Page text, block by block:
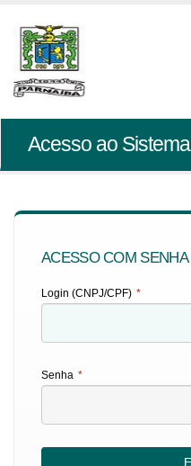
Acesso ao Sistema
ACESSO COM SENHA
Login (CNPJ/CPF) *
Senha *